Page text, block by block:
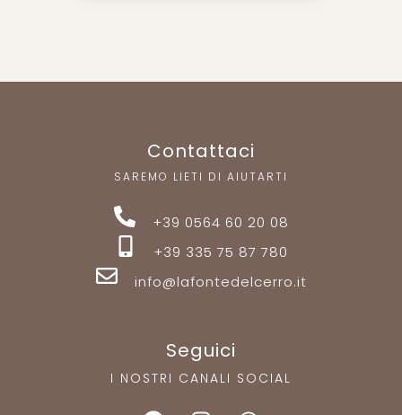
Contattaci
SAREMO LIETI DI AIUTARTI
+39 0564 60 20 08
+39 335 75 87 780
info@lafontedelcerro.it
Seguici
I NOSTRI CANALI SOCIAL